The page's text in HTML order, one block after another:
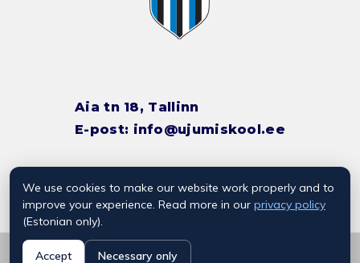
Aia tn 18, Tallinn
E-post: info@ujumiskool.ee
TREENERITE KONTAKTID
© 2026 Kalevi Ujumiskool
We use cookies to make our website work properly and to
improve your experience. Read more in our privacy policy
(Estonian only).
Accept Necessary only